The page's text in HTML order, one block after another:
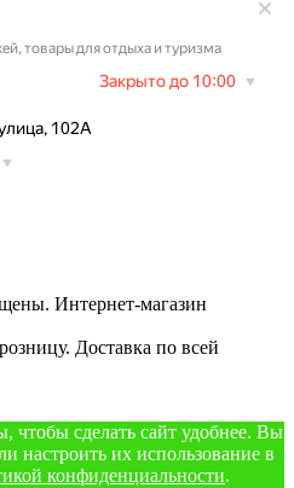
Интернет-магазин
Доставка по всей
чтобы сделать сайт удобнее. Вы
настроить их использование в
конфиденциальности.